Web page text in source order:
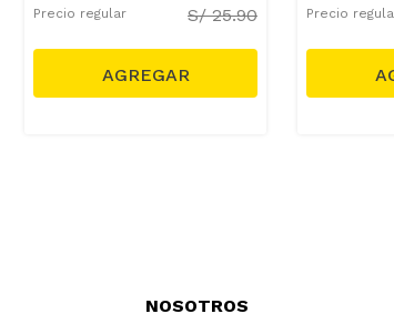
Precio regular S/25.90
Precio
NOSOTROS